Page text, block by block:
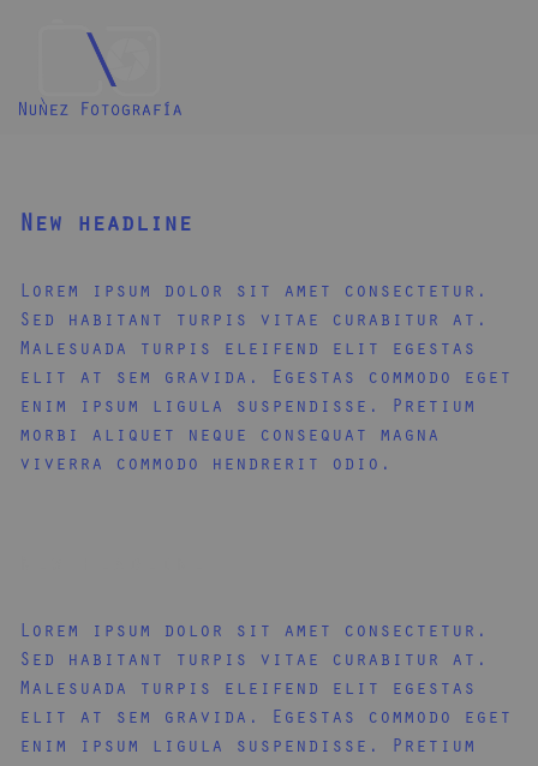
New headline
Lorem ipsum dolor sit amet consectetur.
Sed habitant turpis vitae curabitur at.
Malesuada turpis eleifend elit egestas
elit at sem gravida. Egestas commodo eget
enim ipsum ligula suspendisse. Pretium
morbi aliquet neque consequat magna
viverra commodo hendrerit odio.
Lorem ipsum dolor sit amet consectetur.
Sed habitant turpis vitae curabitur at.
Malesuada turpis eleifend elit egestas
elit at sem gravida. Egestas commodo eget
enim ipsum ligula suspendisse. Pretium